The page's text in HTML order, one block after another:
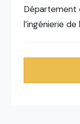
Département
l’ingénierie